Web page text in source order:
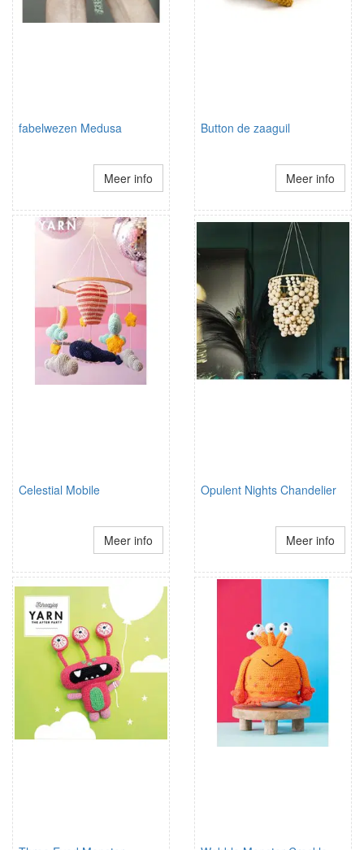
fabelwezen Medusa
Meer info
Button de zaaguil
Meer info
Celestial Mobile
Meer info
Opulent Nights Chandelier
Meer info